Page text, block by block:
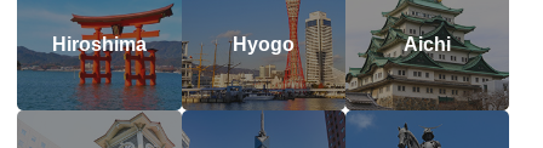
Hiroshima Hyogo Aichi